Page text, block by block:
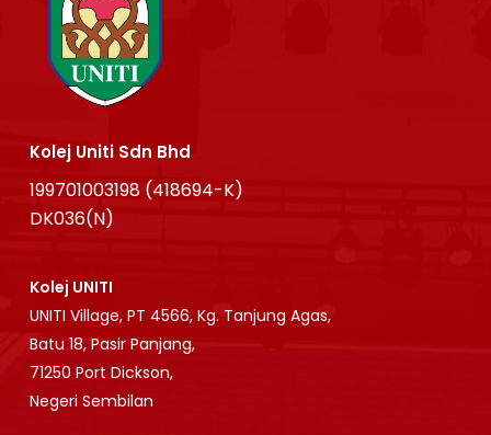
Kolej Uniti Sdn Bhd
199701003198 (418694-K)
DK036(N)
Kolej UNITI
UNITI Village, PT 4566, Kg. Tanjung Agas,
Batu 18, Pasir Panjang,
71250 Port Dickson,
Negeri Sembilan